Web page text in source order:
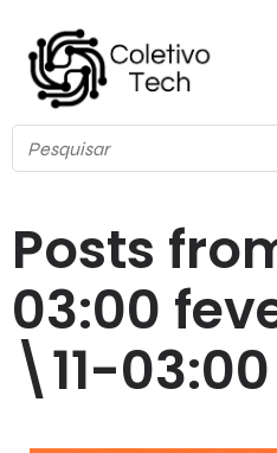
Posts
03:00
\11-